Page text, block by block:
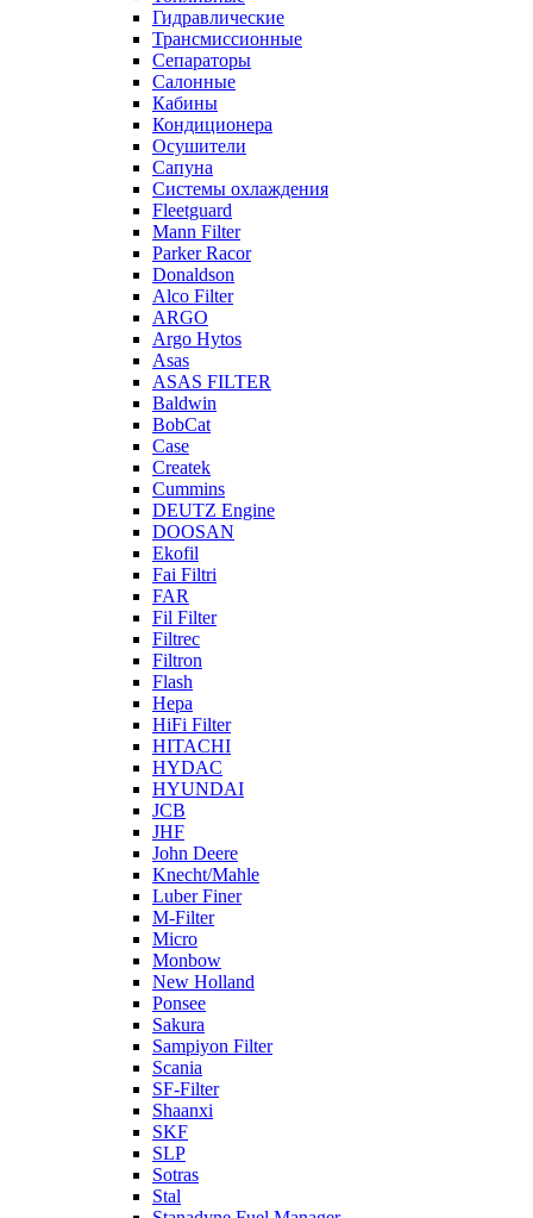
Гидравлические
Трансмиссионные
Сепараторы
Салонные
Кабины
Кондиционера
Осушители
Сапуна
Системы охлаждения
Fleetguard
Mann Filter
Parker Racor
Donaldson
Alco Filter
ARGO
Argo Hytos
Asas
ASAS FILTER
Baldwin
BobCat
Case
Createk
Cummins
DEUTZ Engine
DOOSAN
Ekofil
Fai Filtri
FAR
Fil Filter
Filtrec
Filtron
Flash
Hepa
HiFi Filter
HITACHI
HYDAC
HYUNDAI
JCB
JHF
John Deere
Knecht/Mahle
Luber Finer
M-Filter
Micro
Monbow
New Holland
Ponsee
Sakura
Sampiyon Filter
Scania
SF-Filter
Shaanxi
SKF
SLP
Sotras
Stal